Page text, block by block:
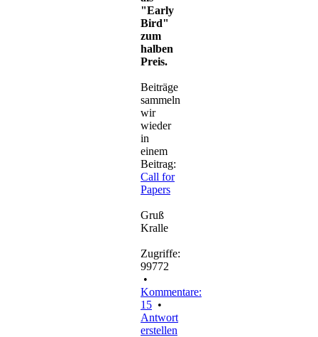
"Early
Bird"
zum
halben
Preis.
Beiträge
sammeln
wir
wieder
in
einem
Beitrag:
Call for
Papers
Gruß
Kralle
Zugriffe:
99772
•
Kommentare:
15 •
Antwort
erstellen